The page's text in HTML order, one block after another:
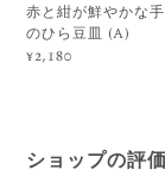
赤と紺が鮮やかな手
のひら豆皿 (A)
¥2,180
ショップの評価